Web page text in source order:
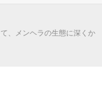
、メンヘラの生態に深くか